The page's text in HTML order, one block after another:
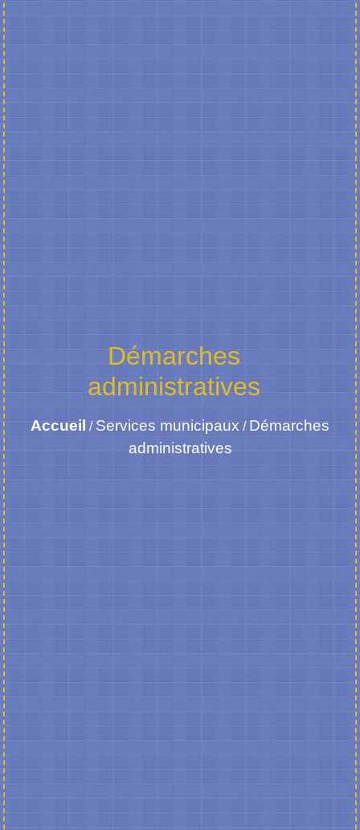
Démarches
administratives
Accueil / Services municipaux / Démarches
administratives